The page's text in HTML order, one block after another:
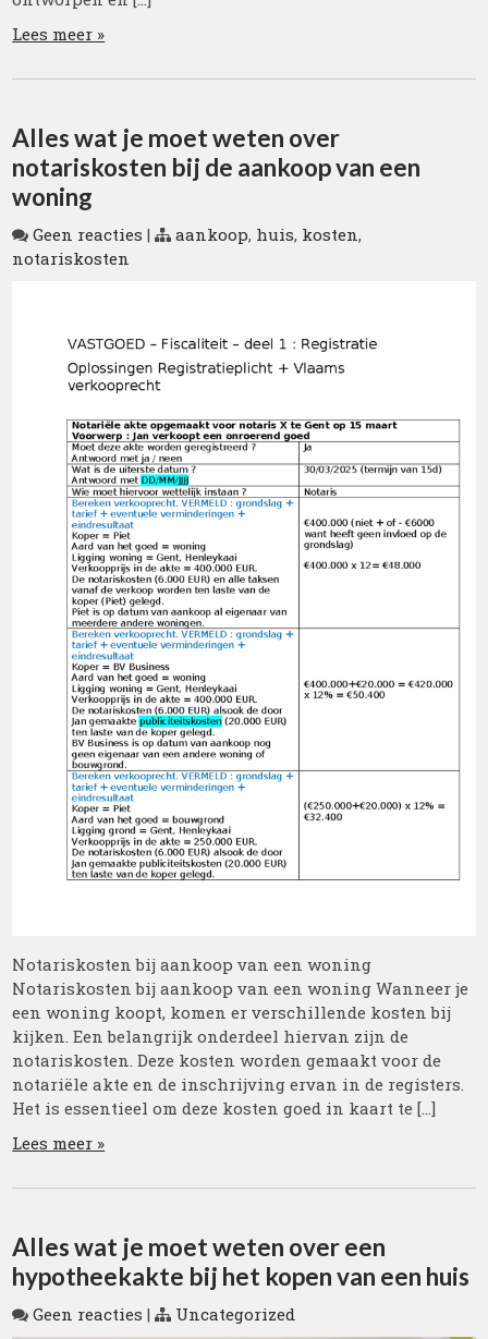
Lees meer »
Alles wat je moet weten over
notariskosten bij de aankoop van een
woning
Geen reacties | aankoop, huis, kosten,
notariskosten
Notariskosten bij aankoop van een woning
Notariskosten bij aankoop van een woning Wanneer je
een woning koopt, komen er verschillende kosten bij
kijken. Een belangrijk onderdeel hiervan zijn de
notariskosten. Deze kosten worden gemaakt voor de
notariële akte en de inschrijving ervan in de registers.
Het is essentieel om deze kosten goed in kaart te […]
Lees meer »
Alles wat je moet weten over een
hypotheekakte bij het kopen van een huis
Geen reacties | Uncategorized